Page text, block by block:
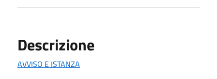
Descrizione
AVVISO E ISTANZA